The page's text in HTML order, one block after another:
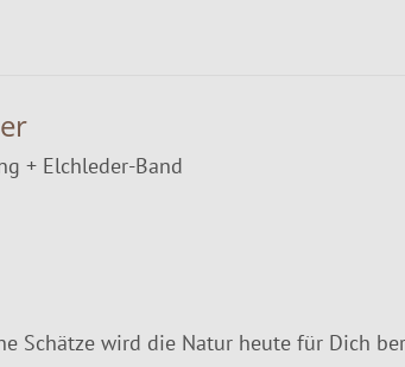
+ Elchleder-Band
Schätze wird die Natur heute für Dich